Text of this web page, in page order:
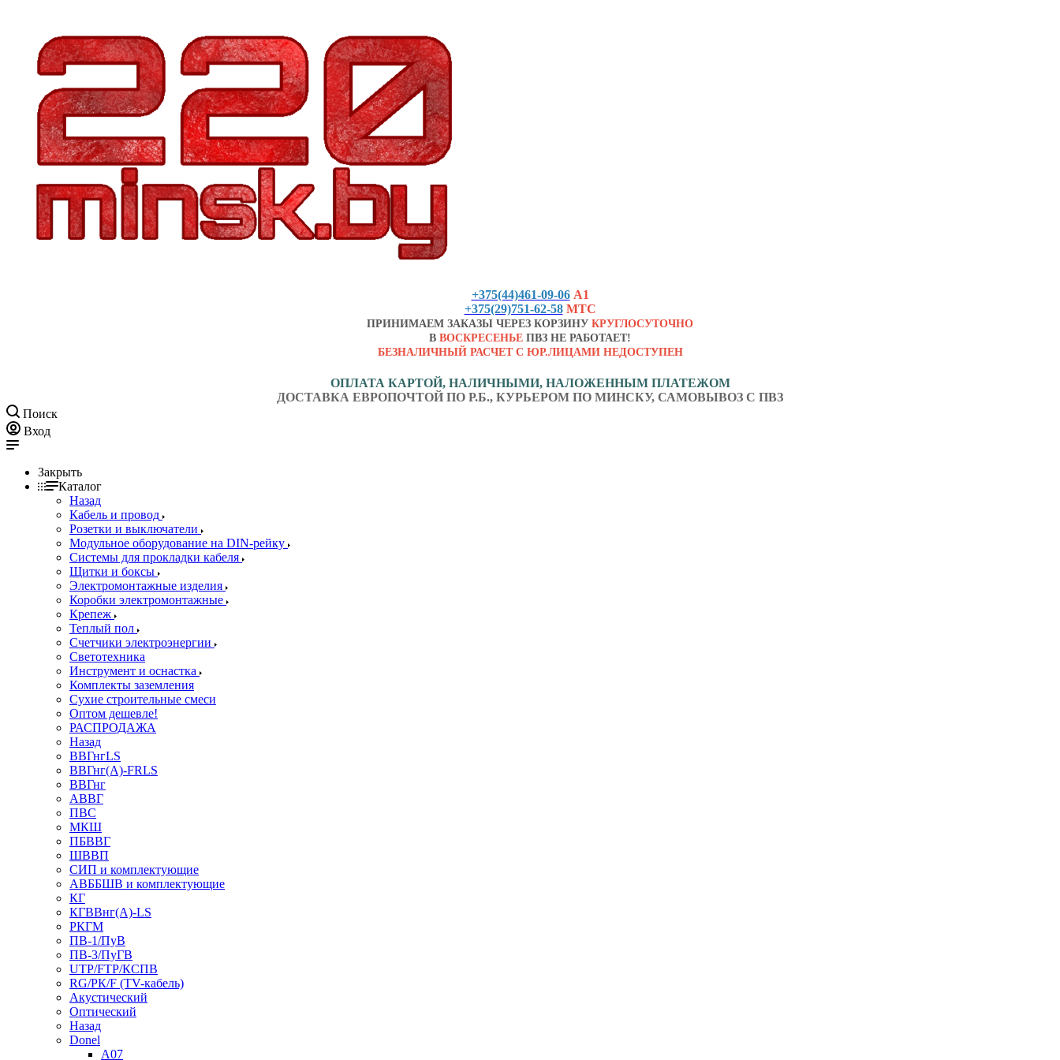
+375(44)461-09-06 А1
+375(29)751-62-58 МТС
ПРИНИМАЕМ ЗАКАЗЫ ЧЕРЕЗ КОРЗИНУ КРУГЛОСУТОЧНО
В ВОСКРЕСЕНЬЕ ПВЗ НЕ РАБОТАЕТ!
БЕЗНАЛИЧНЫЙ РАСЧЕТ С ЮР.ЛИЦАМИ НЕДОСТУПЕН
ОПЛАТА КАРТОЙ, НАЛИЧНЫМИ, НАЛОЖЕННЫМ ПЛАТЕЖОМ
ДОСТАВКА ЕВРОПОЧТОЙ ПО Р.Б., КУРЬЕРОМ ПО МИНСКУ, САМОВЫВОЗ С ПВЗ
Поиск
Вход
Закрыть
Каталог
Назад
Кабель и провод
Розетки и выключатели
Модульное оборудование на DIN-рейку
Системы для прокладки кабеля
Щитки и боксы
Электромонтажные изделия
Коробки электромонтажные
Крепеж
Теплый пол
Счетчики электроэнергии
Светотехника
Инструмент и оснастка
Комплекты заземления
Сухие строительные смеси
Оптом дешевле!
РАСПРОДАЖА
Назад
ВВГнгLS
ВВГнг(А)-FRLS
ВВГнг
АВВГ
ПВС
МКШ
ПБВВГ
ШВВП
СИП и комплектующие
АВББШВ и комплектующие
КГ
КГВВнг(А)-LS
РКГМ
ПВ-1/ПуВ
ПВ-3/ПуГВ
UTP/FTP/КСПВ
RG/РК/F (TV-кабель)
Акустический
Оптический
Назад
Donel
A07